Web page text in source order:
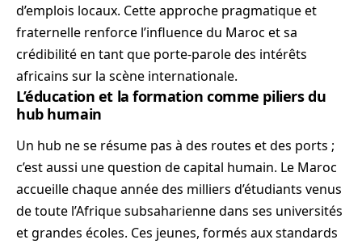
d’emplois locaux. Cette approche pragmatique et
fraternelle renforce l’influence du Maroc et sa
crédibilité en tant que porte-parole des intérêts
africains sur la scène internationale.
L’éducation et la formation comme piliers du
hub humain
Un hub ne se résume pas à des routes et des ports ;
c’est aussi une question de capital humain. Le Maroc
accueille chaque année des milliers d’étudiants venus
de toute l’Afrique subsaharienne dans ses universités
et grandes écoles. Ces jeunes, formés aux standards